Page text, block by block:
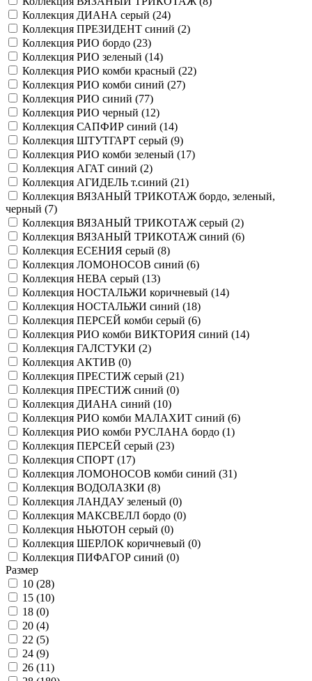
Коллекция ДИАНА серый (24)
Коллекция ПРЕЗИДЕНТ синий (2)
Коллекция РИО бордо (23)
Коллекция РИО зеленый (14)
Коллекция РИО комби красный (22)
Коллекция РИО комби синий (27)
Коллекция РИО синий (77)
Коллекция РИО черный (12)
Коллекция САПФИР синий (14)
Коллекция ШТУТГАРТ серый (9)
Коллекция РИО комби зеленый (17)
Коллекция АГАТ синий (2)
Коллекция АГИДЕЛЬ т.синий (21)
Коллекция ВЯЗАНЫЙ ТРИКОТАЖ бордо, зеленый,
черный (7)
Коллекция ВЯЗАНЫЙ ТРИКОТАЖ серый (2)
Коллекция ВЯЗАНЫЙ ТРИКОТАЖ синий (6)
Коллекция ЕСЕНИЯ серый (8)
Коллекция ЛОМОНОСОВ синий (6)
Коллекция НЕВА серый (13)
Коллекция НОСТАЛЬЖИ коричневый (14)
Коллекция НОСТАЛЬЖИ синий (18)
Коллекция ПЕРСЕЙ комби серый (6)
Коллекция РИО комби ВИКТОРИЯ синий (14)
Коллекция ГАЛСТУКИ (2)
Коллекция АКТИВ (0)
Коллекция ПРЕСТИЖ серый (21)
Коллекция ПРЕСТИЖ синий (0)
Коллекция ДИАНА синий (10)
Коллекция РИО комби МАЛАХИТ синий (6)
Коллекция РИО комби РУСЛАНА бордо (1)
Коллекция ПЕРСЕЙ серый (23)
Коллекция СПОРТ (17)
Коллекция ЛОМОНОСОВ комби синий (31)
Коллекция ВОДОЛАЗКИ (8)
Коллекция ЛАНДАУ зеленый (0)
Коллекция МАКСВЕЛЛ бордо (0)
Коллекция НЬЮТОН серый (0)
Коллекция ШЕРЛОК коричневый (0)
Коллекция ПИФАГОР синий (0)
Размер
10 (28)
15 (10)
18 (0)
20 (4)
22 (5)
24 (9)
26 (11)